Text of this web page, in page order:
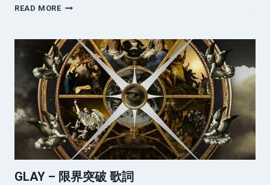
READ MOREGLAY
峡
の
街
に
て
歌
詞
GLAY – 限界突破 歌詞